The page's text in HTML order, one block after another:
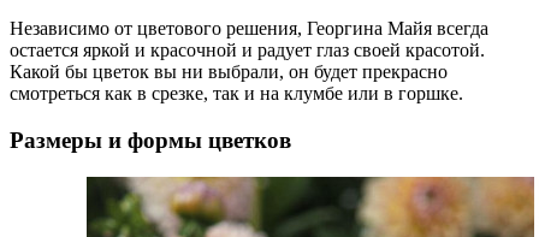
Независимо от цветового решения, Георгина Майя всегда
остается яркой и красочной и радует глаз своей красотой.
Какой бы цветок вы ни выбрали, он будет прекрасно
смотреться как в срезке, так и на клумбе или в горшке.
Размеры и формы цветков